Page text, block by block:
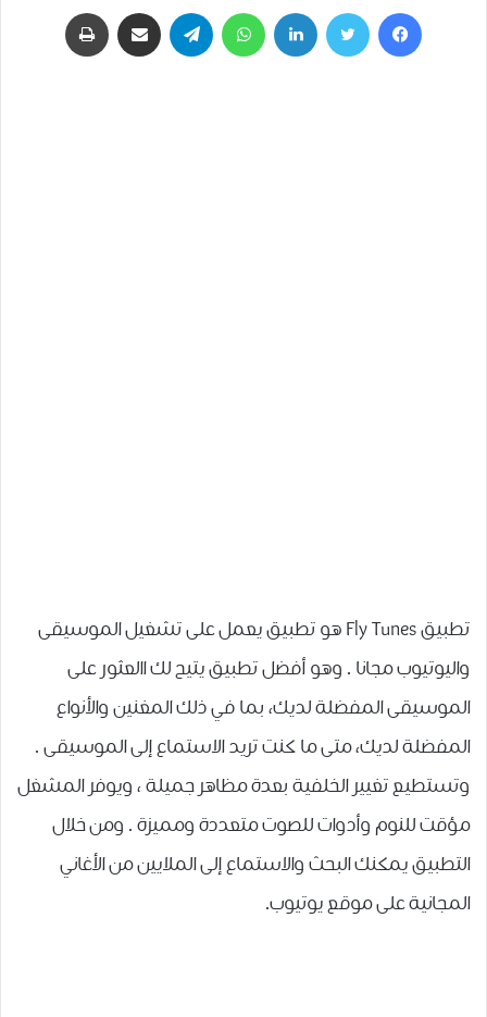
فيسبوك تويتر لينكدإن واتساب تيلقرام مشاركة عبر البريد
تطبيق Fly Tunes هو تطبيق يعمل على تشغيل الموسيقى
واليوتيوب ﻣﺠﺎﻧﺎ . وﻫﻮ ﺃﻓﻀﻞ تطبيق يتيح لك االعثور ﻋﻠﻰ
الموسيقى ﺍﻟﻤﻔﻀﻠﺔ ﻟﺪﻳﻚ، ﺑﻤﺎ ﻓﻲ ﺫﻟﻚ ﺍﻟﻤﻐﻨﻴﻦ ﻭﺍﻷﻧﻮﺍﻉ
ﺍﻟﻤﻔﻀﻠﺔ ﻟﺪﻳﻚ، متى ما ﻛﻨﺖ تريد ﺍﻻﺳﺘﻤﺎﻉ ﺇﻟﻰ ﺍﻟﻤﻮﺳﻴﻘﻰ .
وتستطيع تغيير الخلفية بعدة مظاهر جميلة ، ويوفر المشغل
مؤقت للنوم ﻭﺃﺩﻭﺍﺕ للصوت متعددة ومميزة . ومن خلال
التطبيق يمكنك البحث والاستماع إلى الملايين من الأغاني
المجانية على موقع يوتيوب.